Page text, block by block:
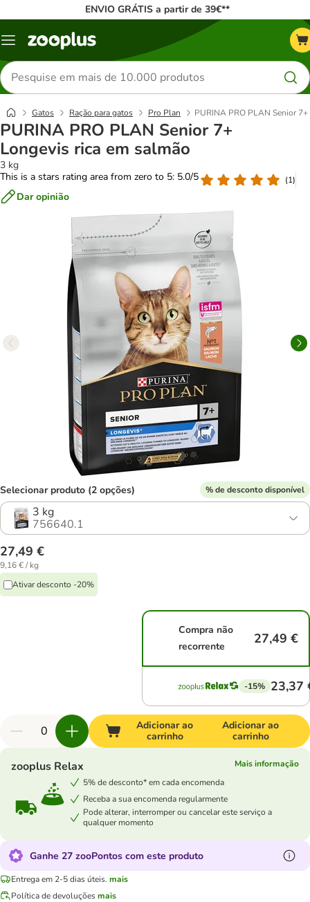
ENVIO GRÁTIS a partir de 39€**
Menu
Pesquisar
produtos
Gatos Ração para gatos Pro Plan PURINA PRO PLAN Senior
PURINA PRO PLAN Senior 7+
Longevis rica em salmão
3 kg
This is a stars rating area from zero to 5: 5.0/5
(1)
Dar opinião
Selecionar produto (2 opções) % de desconto disponível
3 kg
756640.1
27,49 €
9,16 € / kg
Ativar desconto -20%
Compra não
recorrente
27,49 €
-15% 23,37
Adicionar ao
carrinho
Adicionar ao
carrinho
zooplus Relax
Mais informação
5% de desconto* em cada encomenda
Receba a sua encomenda regularmente
Pode alterar, interromper ou cancelar este serviço a
qualquer momento
Ganhe 27 zooPontos com este produto
Entrega em 2-5 dias úteis. mais
Política de devoluçõesmais